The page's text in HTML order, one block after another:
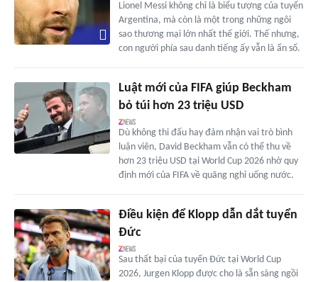
Lionel Messi không chỉ là biểu tượng của tuyển
Argentina, mà còn là một trong những ngôi
sao thương mại lớn nhất thế giới. Thế nhưng,
con người phía sau danh tiếng ấy vẫn là ẩn số.
Luật mới của FIFA giúp Beckham
bỏ túi hơn 23 triệu USD
Dù không thi đấu hay đảm nhận vai trò bình
luận viên, David Beckham vẫn có thể thu về
hơn 23 triệu USD tại World Cup 2026 nhờ quy
định mới của FIFA về quãng nghỉ uống nước.
Điều kiện để Klopp dẫn dắt tuyển
Đức
Sau thất bại của tuyển Đức tại World Cup
2026, Jurgen Klopp được cho là sẵn sàng ngồi